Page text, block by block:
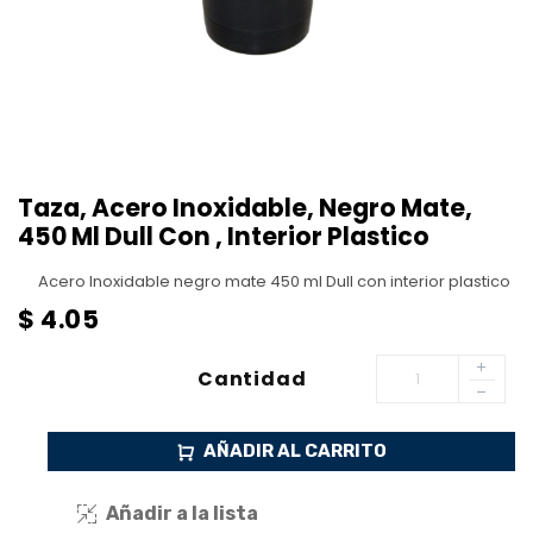
Taza, Acero Inoxidable, Negro Mate,
450 Ml Dull Con , Interior Plastico
Acero Inoxidable negro mate 450 ml Dull con interior plastico
$ 4.05
Cantidad
AÑADIR AL CARRITO
Añadir a la lista